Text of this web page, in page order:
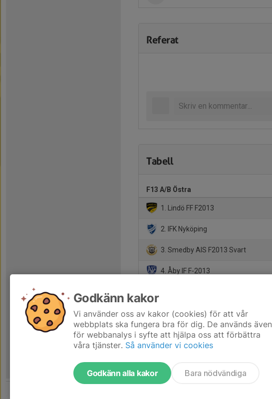
Referat
Tabell
F13 A/B Östra
1. Lindö FF F2013
2. IFK Nyköping
3. Smedby AIS F2013 Svart
4. Åby IF F-2013
6. Linghems SK F13/14 Grön
Godkänn kakor
Vi använder oss av kakor (cookies) för att vår
webbplats ska fungera bra för dig. De används även
för webbanalys i syfte att hjälpa oss att förbättra
våra tjänster. Så använder vi cookies
Godkänn alla kakor Bara nödvändiga